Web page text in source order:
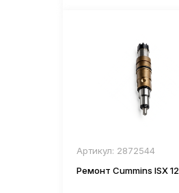
Ремонт Cummins ISX 12
Артикул: 2872544